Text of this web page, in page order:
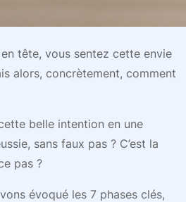
tête, vous sentez cette envie
alors, concrètement, comment
belle intention en une
sans faux pas ? C’est la
pas ?
évoqué les 7 phases clés,